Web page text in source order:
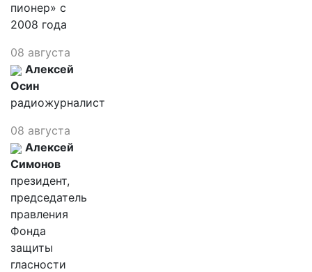
пионер» с
2008 года
08 августа
Алексей
Осин
радиожурналист
08 августа
Алексей
Симонов
президент,
председатель
правления
Фонда
защиты
гласности